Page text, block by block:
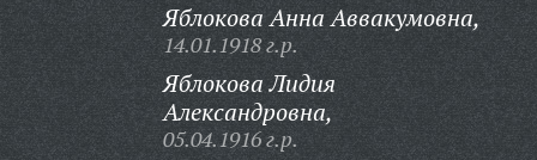
Яблокова Анна Аввакумовна,
14.01.1918 г.р.
Яблокова Лидия
Александровна,
05.04.1916 г.р.